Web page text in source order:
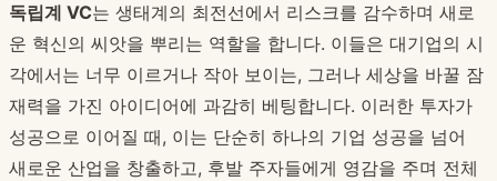
독립계 VC는 생태계의 최전선에서 리스크를 감수하며 새로
운 혁신의 씨앗을 뿌리는 역할을 합니다. 이들은 대기업의 시
각에서는 너무 이르거나 작아 보이는, 그러나 세상을 바꿀 잠
재력을 가진 아이디어에 과감히 베팅합니다. 이러한 투자가
성공으로 이어질 때, 이는 단순히 하나의 기업 성공을 넘어
새로운 산업을 창출하고, 후발 주자들에게 영감을 주며 전체